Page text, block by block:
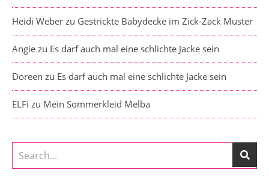
Heidi Weber zu Gestrickte Babydecke im Zick-Zack Muster
Angie zu Es darf auch mal eine schlichte Jacke sein
Doreen zu Es darf auch mal eine schlichte Jacke sein
ELFi zu Mein Sommerkleid Melba